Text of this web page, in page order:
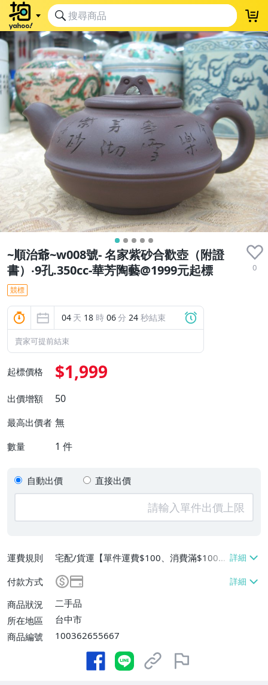
~順治爺~w008號- 名家紫砂合歡壺（附證
書）‧9孔.350cc-華芳陶藝@1999元起標
0
競標
04 天 18 時 06分 23 秒結束
賣家可提前結束
起標價格 $1,999
出價增額 50
最高出價者 無
數量 1 件
自動出價 直接出價
運費規則
宅配/貨運【單件運費$100、消費滿$1000
0免運費】
付款方式
商品狀況
二手品
所在地區
台中市
商品編號
100362655667